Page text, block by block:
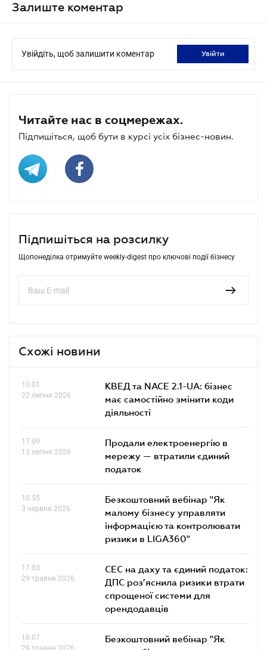
Залиште коментар
Увійдіть, щоб залишити коментар увійти
Читайте нас в соцмережах.
Підпишіться, щоб бути в курсі усіх бізнес-новин.
Підпишіться на розсилку
Щопонеділка отримуйте weekly-digest про ключові події бізнесу
Схожі новини
10.01
22 липня 2026
КВЕД та NACE 2.1-UA: бізнес
має самостійно змінити коди
діяльності
17.09
13 липня 2026
Продали електроенергію в
мережу — втратили єдиний
податок
10.55
3 червня 2026
Безкоштовний вебінар "Як
малому бізнесу управляти
інформацією та контролювати
ризики в LIGA360"
17.03
29 травня 2026
СЕС на даху та єдиний податок:
ДПС роз’яснила ризики втрати
спрощеної системи для
орендодавців
10.07
29 травня 2026
Безкоштовний вебінар "Як